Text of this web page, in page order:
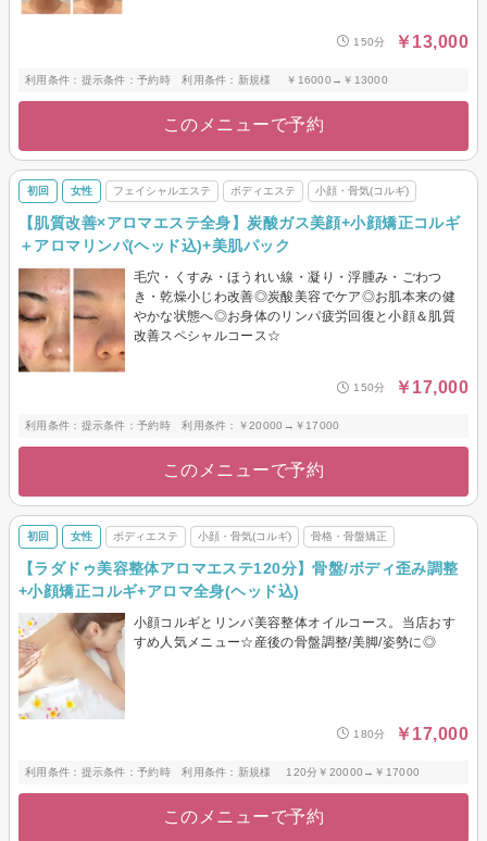
150分 ￥13,000
利用条件：提示条件：予約時 利用条件：新規様 ￥16000→￥13000
このメニューで予約
初回 女性 フェイシャルエステ ボディエステ 小顔・骨気(コルギ)
【肌質改善×アロマエステ全身】炭酸ガス美顔+小顔矯正コルギ
＋アロマリンパ(ヘッド込)+美肌パック
毛穴・くすみ・ほうれい線・凝り・浮腫み・ごわつ
き・乾燥小じわ改善◎炭酸美容でケア◎お肌本来の健
やかな状態へ◎お身体のリンパ疲労回復と小顔＆肌質
改善スペシャルコース☆
150分 ￥17,000
利用条件：提示条件：予約時 利用条件：￥20000→￥17000
このメニューで予約
初回 女性 ボディエステ 小顔・骨気(コルギ) 骨格・骨盤矯正
【ラダドゥ美容整体アロマエステ120分】骨盤/ボディ歪み調整
+小顔矯正コルギ+アロマ全身(ヘッド込)
小顔コルギとリンパ美容整体オイルコース。当店おす
すめ人気メニュー☆産後の骨盤調整/美脚/姿勢に◎
180分 ￥17,000
利用条件：提示条件：予約時 利用条件：新規様 120分￥20000→￥17000
このメニューで予約